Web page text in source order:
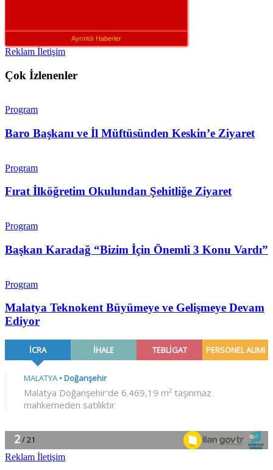
Ayrıntılı Haberler
Reklam İletişim
Çok İzlenenler
Program
Baro Başkanı ve İl Müftüsünden Keskin’e Ziyaret
Program
Fırat İlköğretim Okulundan Şehitliğe Ziyaret
Program
Başkan Karadağ “Bizim İçin Önemli 3 Konu Vardı”
Program
Malatya Teknokent Büyümeye ve Gelişmeye Devam
Ediyor
Reklam İletişim